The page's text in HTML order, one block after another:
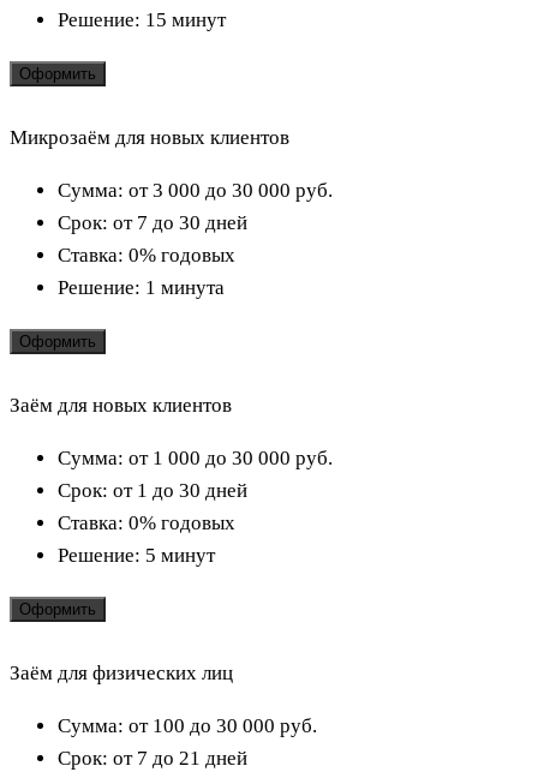
Решение: 15 минут
Оформить
Микрозаём для новых клиентов
Сумма: от 3 000 до 30 000 руб.
Срок: от 7 до 30 дней
Ставка: 0% годовых
Решение: 1 минута
Оформить
Заём для новых клиентов
Сумма: от 1 000 до 30 000 руб.
Срок: от 1 до 30 дней
Ставка: 0% годовых
Решение: 5 минут
Оформить
Заём для физических лиц
Сумма: от 100 до 30 000 руб.
Срок: от 7 до 21 дней